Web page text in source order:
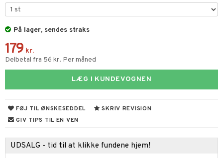
På lager, sendes straks
179 kr.
Delbetal fra 56 kr. Per måned
LÆG I KUNDEVOGNEN
FØJ TIL ØNSKESEDDEL
SKRIV REVISION
GIV TIPS TIL EN VEN
UDSALG - tid til at klikke fundene hjem!
Barn
Love
Pet Shop
& Gyngedyr